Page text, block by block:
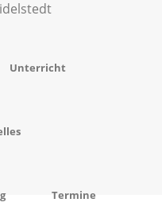
Unterricht
Termine